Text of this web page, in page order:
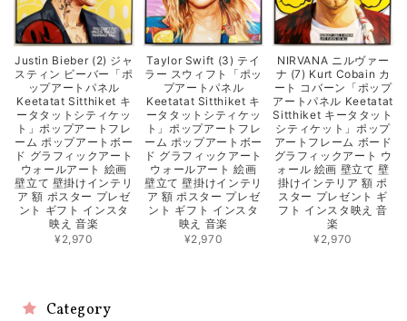
Justin Bieber (2) ジャ
スティン ビーバー「ポ
ップアートパネル
Keetatat Sitthiket キ
ータタットシティケッ
ト」ポップアートフレ
ーム ポップアートボー
ド グラフィックアート
ウォールアート 絵画
壁立て 壁掛けインテリ
ア 額 ポスター プレゼ
ント ギフト インスタ
映え 音楽
¥2,970
Taylor Swift (3) テイ
ラー スウィフト「ポッ
プアートパネル
Keetatat Sitthiket キ
ータタットシティケッ
ト」ポップアートフレ
ーム ポップアートボー
ド グラフィックアート
ウォールアート 絵画
壁立て 壁掛けインテリ
ア 額 ポスター プレゼ
ント ギフト インスタ
映え 音楽
¥2,970
NIRVANA ニルヴァー
ナ (7) Kurt Cobain カ
ート コバーン「ポップ
アートパネル Keetatat
Sitthiket キータタット
シティケット」ポップ
アートフレーム ボード
グラフィックアート ウ
ォール 絵画 壁立て 壁
掛けインテリア 額 ポ
スター プレゼント ギ
フト インスタ映え 音
楽
¥2,970
Category